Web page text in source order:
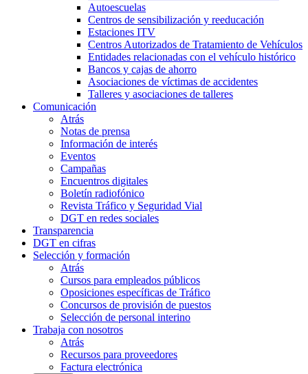
Autoescuelas
Centros de sensibilización y reeducación
Estaciones ITV
Centros Autorizados de Tratamiento de Vehículos
Entidades relacionadas con el vehículo histórico
Bancos y cajas de ahorro
Asociaciones de víctimas de accidentes
Talleres y asociaciones de talleres
Comunicación
Atrás
Notas de prensa
Información de interés
Eventos
Campañas
Encuentros digitales
Boletín radiofónico
Revista Tráfico y Seguridad Vial
DGT en redes sociales
Transparencia
DGT en cifras
Selección y formación
Atrás
Cursos para empleados públicos
Oposiciones específicas de Tráfico
Concursos de provisión de puestos
Selección de personal interino
Trabaja con nosotros
Atrás
Recursos para proveedores
Factura electrónica